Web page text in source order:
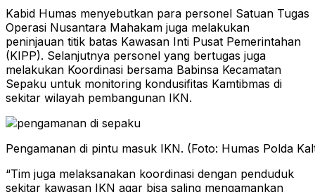
Kabid Humas menyebutkan para personel Satuan Tugas
Operasi Nusantara Mahakam juga melakukan
peninjauan titik batas Kawasan Inti Pusat Pemerintahan
(KIPP). Selanjutnya personel yang bertugas juga
melakukan Koordinasi bersama Babinsa Kecamatan
Sepaku untuk monitoring kondusifitas Kamtibmas di
sekitar wilayah pembangunan IKN.
Pengamanan di pintu masuk IKN. (Foto: Humas Polda
“Tim juga melaksanakan koordinasi dengan penduduk
sekitar kawasan IKN agar bisa saling mengamankan